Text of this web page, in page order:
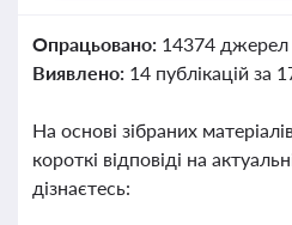
Опрацьовано: 14374 джерел
Виявлено: 14 публікацій за
На основі зібраних
короткі відповіді на
дізнаєтесь: